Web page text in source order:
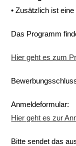
• Zusätzlich ist eine
Das Programm
Hier geht es zum
Anmeldeformular:
Hier geht es zur
Bitte sendet das